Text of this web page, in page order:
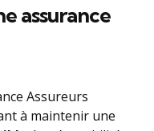
assurance
Assureurs
à maintenir une